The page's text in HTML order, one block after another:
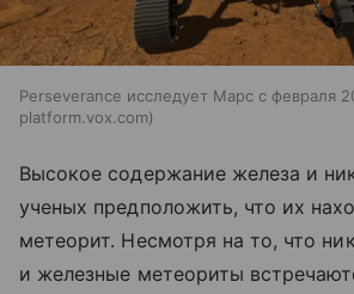
Perseverance исследует Марс с февраля
platform.vox.com
Высокое содержание железа и
ученых предположить, что их
метеорит. Несмотря на то, что
и железные метеориты